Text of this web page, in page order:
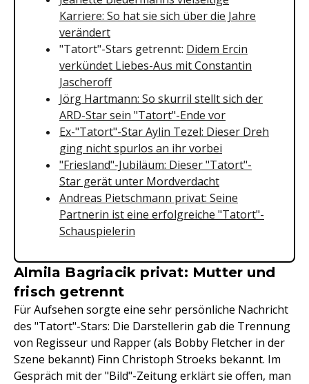
Karriere: So hat sie sich über die Jahre
verändert
"Tatort"-Stars getrennt: Didem Ercin
verkündet Liebes-Aus mit Constantin
Jascheroff
Jörg Hartmann: So skurril stellt sich der
ARD-Star sein "Tatort"-Ende vor
Ex-"Tatort"-Star Aylin Tezel: Dieser Dreh
ging nicht spurlos an ihr vorbei
"Friesland"-Jubiläum: Dieser "Tatort"-
Star gerät unter Mordverdacht
Andreas Pietschmann privat: Seine
Partnerin ist eine erfolgreiche "Tatort"-
Schauspielerin
Almila Bagriacik privat: Mutter und
frisch getrennt
Für Aufsehen sorgte eine sehr persönliche Nachricht
des "Tatort"-Stars: Die Darstellerin gab die Trennung
von Regisseur und Rapper (als Bobby Fletcher in der
Szene bekannt) Finn Christoph Stroeks bekannt. Im
Gespräch mit der "Bild"-Zeitung erklärt sie offen, man